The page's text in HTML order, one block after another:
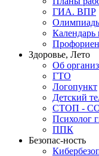
ГИА. ВПР
Календарь
Здоровье, Лето
Об
ГТО
Логопункт
Детский
СТОП -
Психолог
ППК
Безопас-ность